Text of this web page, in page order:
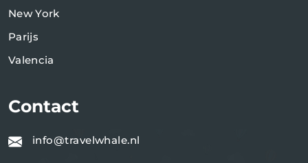
New York
Parijs
Valencia
Contact
info@travelwhale.nl